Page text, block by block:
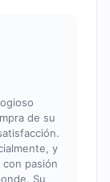
de su
y
pasión
Su